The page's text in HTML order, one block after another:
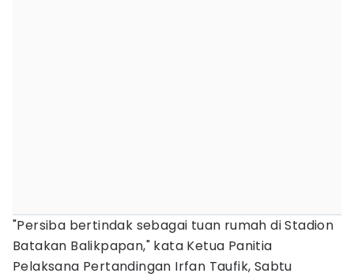
"Persiba bertindak sebagai tuan rumah di Stadion
Batakan Balikpapan," kata Ketua Panitia
Pelaksana Pertandingan Irfan Taufik, Sabtu